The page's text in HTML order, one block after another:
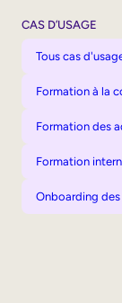
CAS D’USAGE
Tous cas
Formation à la
Formation des
Formation
Onboarding